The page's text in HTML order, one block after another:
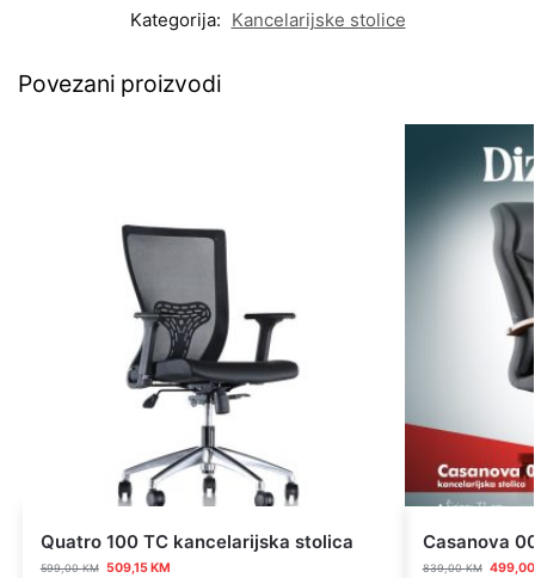
Kategorija: Kancelarijske stolice
Povezani proizvodi
Quatro 100 TC kancelarijska stolica
599,00KM 509,15KM
Casanova
839,00KM